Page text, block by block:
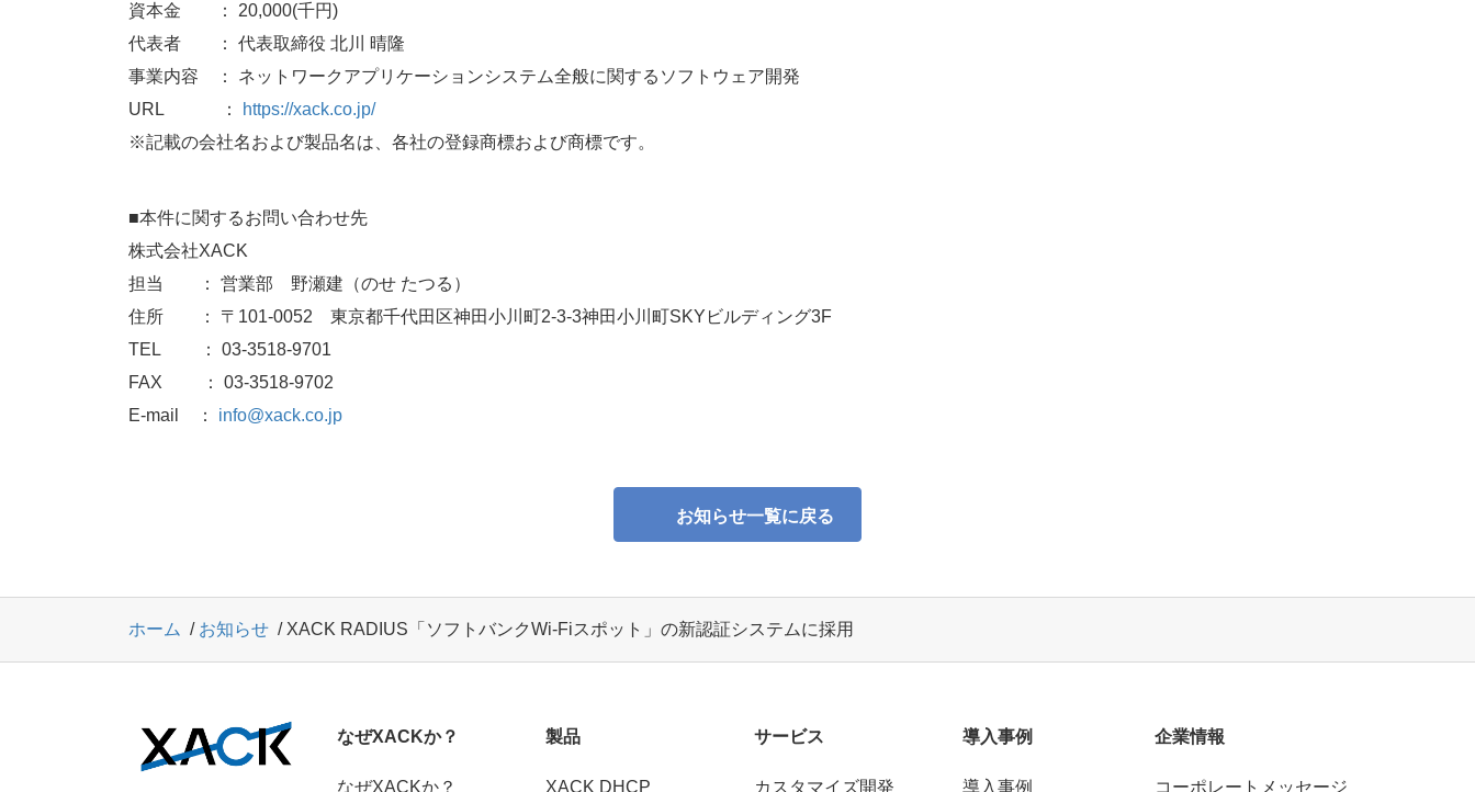
資本金 ： 20,000(千円)
代表者 ： 代表取締役 北川 晴隆
事業内容 ： ネットワークアプリケーションシステム全般に関するソフトウェア開発
URL ：
https://xack.co.jp/
※記載の会社名および製品名は、各社の登録商標および商標です。
■本件に関するお問い合わせ先
株式会社XACK
担当 ： 営業部 野瀬建（のせ たつる）
住所 ： 〒101-0052 東京都千代田区神田小川町2-3-3神田小川町SKYビルディング3F
TEL ： 03-3518-9701
FAX ： 03-3518-9702
E-mail ： info@xack.co.jp
お知らせ一覧に戻る
ホーム お知らせ XACK RADIUS「ソフトバンクWi-Fiスポット」の新認証システムに採用
なぜXACKか？
なぜXACKか？
製品
XACK DHCP
サービス
カスタマイズ開発
導入事例
導入事例
企業情報
コーポレートメッセージ